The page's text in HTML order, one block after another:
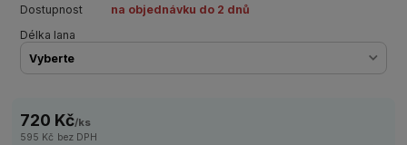
Dostupnost
na objednávku do 2 dnů
Délka lana
720 Kč/ks
595 Kč bez DPH